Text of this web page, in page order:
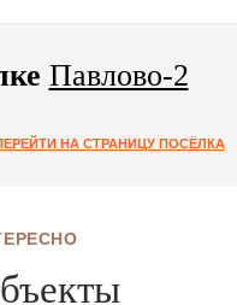
Павлово-2
НА СТРАНИЦУ ПОСЁЛКА